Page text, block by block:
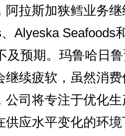
拉斯加狭鳕业务继
Alyeska Seafoods
及预期。玛鲁哈日
继续疲软，虽然消
公司将专注于优化
供应水平变化的环